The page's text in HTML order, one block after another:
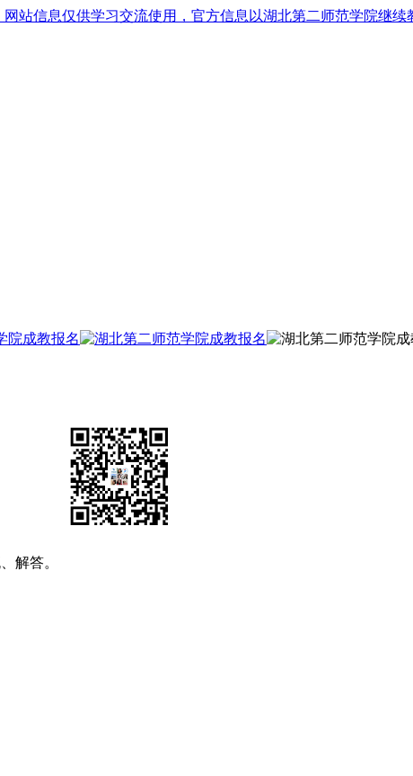
站信息仅供学习交流使用，官方信息以湖北第二师范学院继续
解答。